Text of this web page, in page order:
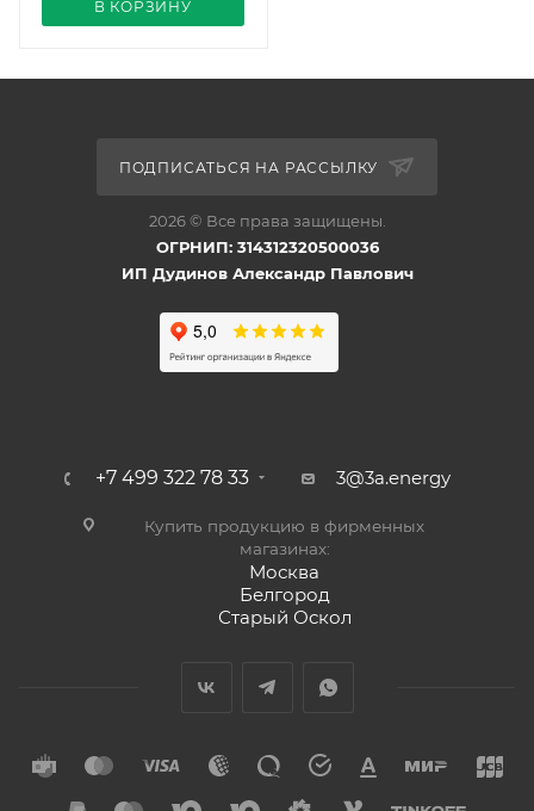
В КОРЗИНУ
ПОДПИСАТЬСЯ НА РАССЫЛКУ
2026 © Все права защищены.
ОГРНИП: 314312320500036
ИП Дудинов Александр Павлович
+7 499 322 78 33 3@3a.energy
Купить продукцию в фирменных
магазинах:
Москва
Белгород
Старый Оскол